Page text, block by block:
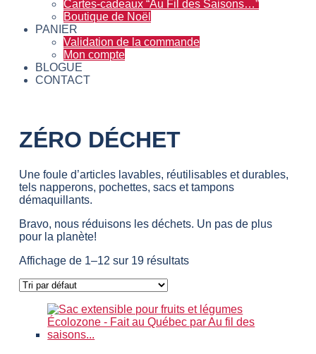
Cartes-cadeaux “Au Fil des Saisons…”
Boutique de Noël
PANIER
Validation de la commande
Mon compte
BLOGUE
CONTACT
ZÉRO DÉCHET
Une foule d’articles lavables, réutilisables et durables,
tels napperons, pochettes, sacs et tampons
démaquillants.
Bravo, nous réduisons les déchets. Un pas de plus
pour la planète!
Affichage de 1–12 sur 19 résultats